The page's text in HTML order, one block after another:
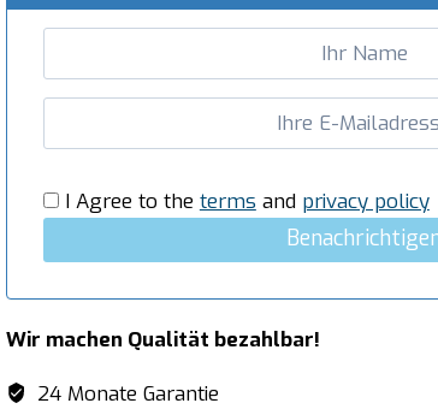
Menge
I Agree to the terms and privacy policy
Wir machen Qualität bezahlbar!
24 Monate Garantie